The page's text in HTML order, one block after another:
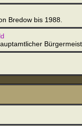
Bredow bis 1988.